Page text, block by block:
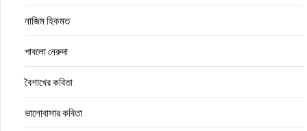
নাজিম হিকমত
পাবলো নেরুদা
বৈশাখের কবিতা
ভালোবাসার কবিতা